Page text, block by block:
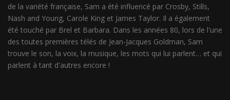
de la variété française, Sam a été influencé par Crosby, Stills,
Nash and Young, Carole King et James Taylor. Il a également
été touché par Brel et Barbara. Dans les années 80, lors de l'une
des toutes premières télés de Jean-Jacques Goldman, Sam
trouve le son, la voix, la musique, les mots qui lui parlent… et qui
parlent à tant d'autres encore !